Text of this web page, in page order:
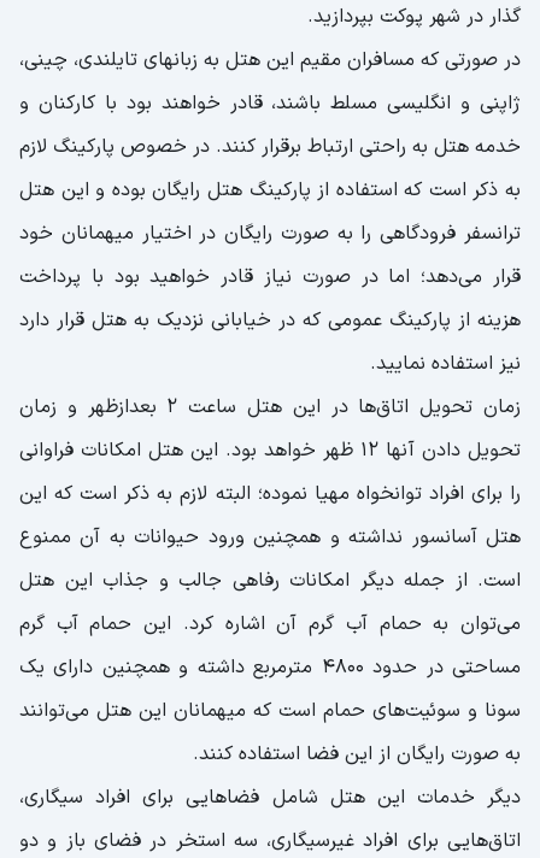
گذار در شهر پوکت بپردازید.
در صورتی که مسافران مقیم این هتل به زبانهای تایلندی، چینی،
ژاپنی و انگلیسی مسلط باشند، قادر خواهند بود با کارکنان و
خدمه هتل به راحتی ارتباط برقرار کنند. در خصوص پارکینگ لازم
به ذکر است که استفاده از پارکینگ هتل رایگان بوده و این هتل
ترانسفر فرودگاهی را به صورت رایگان در اختیار میهمانان خود
قرار می‌دهد؛ اما در صورت نیاز قادر خواهید بود با پرداخت
هزینه از پارکینگ عمومی که در خیابانی نزدیک به هتل قرار دارد
نیز استفاده نمایید.
زمان تحویل اتاق‌ها در این هتل ساعت ۲ بعدازظهر و زمان
تحویل دادن آنها ۱۲ ظهر خواهد بود. این هتل امکانات فراوانی
را برای افراد توانخواه مهیا نموده؛ البته لازم به ذکر است که این
هتل آسانسور نداشته و همچنین ورود حیوانات به آن ممنوع
است. از جمله دیگر امکانات رفاهی جالب و جذاب این هتل
می‌توان به حمام آب گرم آن اشاره کرد. این حمام آب گرم
مساحتی در حدود ۴۸۰۰ متر‌مربع داشته و همچنین دارای یک
سونا و سوئیت‌های حمام است که میهمانان این هتل می‌توانند
به صورت رایگان از این فضا استفاده کنند.
دیگر خدمات این هتل شامل فضا‌‌هایی برای افراد سیگاری،
اتاق‌هایی برای افراد غیرسیگاری، سه استخر در فضای باز و دو